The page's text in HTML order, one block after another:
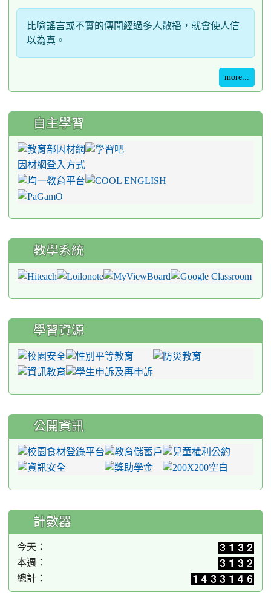
比喻謠言或不實的傳聞經過多人散播，就會使人信
以為真。
more...
自主學習
因材網登入方式
教學系統
學習資源
公開資訊
計數器
今天：
本週：
總計：